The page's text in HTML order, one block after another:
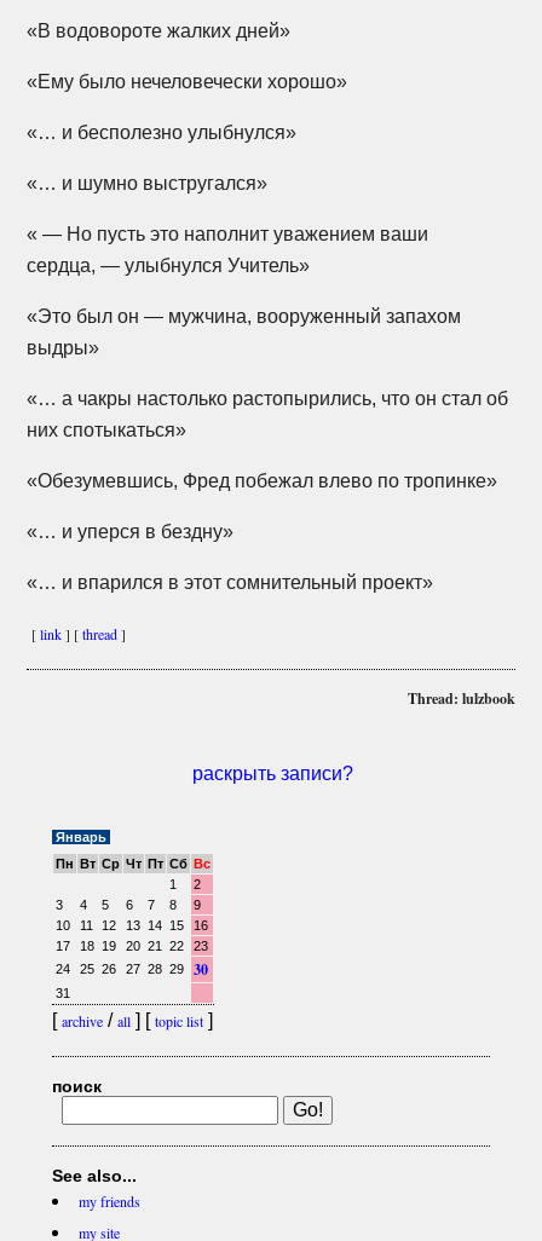
«В водовороте жалких дней»
«Ему было нечеловечески хорошо»
«… и бесполезно улыбнулся»
«… и шумно выстругался»
« — Но пусть это наполнит уважением ваши
сердца, — улыбнулся Учитель»
«Это был он — мужчина, вооруженный запахом
выдры»
«… а чакры настолько растопырились, что он стал об
них спотыкаться»
«Обезумевшись, Фред побежал влево по тропинке»
«… и уперся в бездну»
«… и впарился в этот сомнительный проект»
[link] [thread]
Thread: lulzbook
раскрыть записи?
Январь
Пн Вт Ср Чт Пт Сб Вс
1
2
3
4 5 6 7 8
9
10
11 12 13 14 15
16
17
18 19 20 21 22
23
24
25 26 27 28 29 30
31
[archive/all] [topic list]
поиск
See also...
my friends
my site